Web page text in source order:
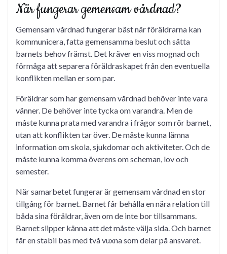
När fungerar gemensam vårdnad?
Gemensam vårdnad fungerar bäst när föräldrarna kan
kommunicera, fatta gemensamma beslut och sätta
barnets behov främst. Det kräver en viss mognad och
förmåga att separera föräldraskapet från den eventuella
konflikten mellan er som par.
Föräldrar som har gemensam vårdnad behöver inte vara
vänner. De behöver inte tycka om varandra. Men de
måste kunna prata med varandra i frågor som rör barnet,
utan att konflikten tar över. De måste kunna lämna
information om skola, sjukdomar och aktiviteter. Och de
måste kunna komma överens om scheman, lov och
semester.
När samarbetet fungerar är gemensam vårdnad en stor
tillgång för barnet. Barnet får behålla en nära relation till
båda sina föräldrar, även om de inte bor tillsammans.
Barnet slipper känna att det måste välja sida. Och barnet
får en stabil bas med två vuxna som delar på ansvaret.